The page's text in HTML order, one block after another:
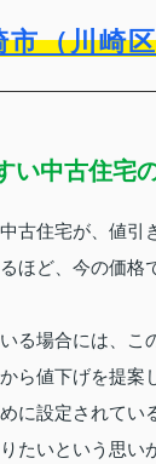
市（川崎
い中古住宅
古住宅が、値引
ほど、今の価格
る場合には、こ
ら値下げを提案
に設定されてい
たいという思